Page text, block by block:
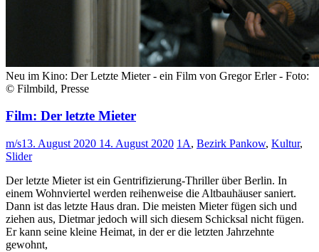
Neu im Kino: Der Letzte Mieter - ein Film von Gregor Erler - Foto:
© Filmbild, Presse
Film: Der letzte Mieter
m/s13. August 2020 14. August 2020 1A, Bezirk Pankow, Kultur,
Slider
Der letzte Mieter ist ein Gentrifizierung-Thriller über Berlin. In
einem Wohnviertel werden reihenweise die Altbauhäuser saniert.
Dann ist das letzte Haus dran. Die meisten Mieter fügen sich und
ziehen aus, Dietmar jedoch will sich diesem Schicksal nicht fügen.
Er kann seine kleine Heimat, in der er die letzten Jahrzehnte
gewohnt,